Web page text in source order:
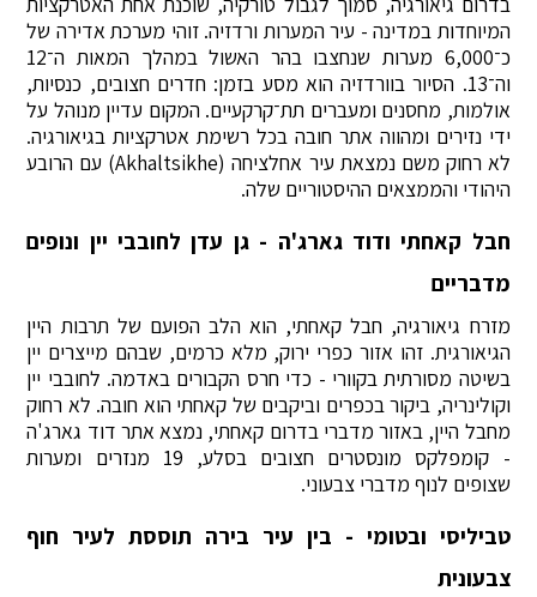
המיוחדות במדינה - עיר המערות ורדזיה. זוהי מערכת אדירה של
כ־6,000 מערות שנחצבו בהר האשול במהלך המאות ה־12
וה־13. הסיור בוורדזיה הוא מסע בזמן: חדרים חצובים, כנסיות,
אולמות, מחסנים ומעברים תת־קרקעיים. המקום עדיין מנוהל על
ידי נזירים ומהווה אתר חובה בכל רשימת אטרקציות בגיאורגיה.
לא רחוק משם נמצאת עיר אחלציחה (Akhaltsikhe) עם הרובע
היהודי והממצאים ההיסטוריים שלה.
חבל קאחתי ודוד גארג'ה - גן עדן לחובבי יין ונופים
מדבריים
מזרח גיאורגיה, חבל קאחתי, הוא הלב הפועם של תרבות היין
הגיאורגית. זהו אזור כפרי ירוק, מלא כרמים, שבהם מייצרים יין
בשיטה מסורתית בקוורי - כדי חרס הקבורים באדמה. לחובבי יין
וקולינריה, ביקור בכפרים וביקבים של קאחתי הוא חובה. לא רחוק
מחבל היין, באזור מדברי בדרום קאחתי, נמצא אתר דוד גארג'ה
- קומפלקס מונסטרים חצובים בסלע, 19 מנזרים ומערות
שצופים לנוף מדברי צבעוני.
טביליסי ובטומי - בין עיר בירה תוססת לעיר חוף
צבעונית